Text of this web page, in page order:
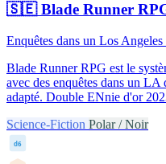
🇸🇪Blade Runner
Enquêtes dans un Los
Blade Runner RPG est le
avec des enquêtes dans un
adapté. Double ENnie d'or
Science-Fiction Polar / Noir
d6